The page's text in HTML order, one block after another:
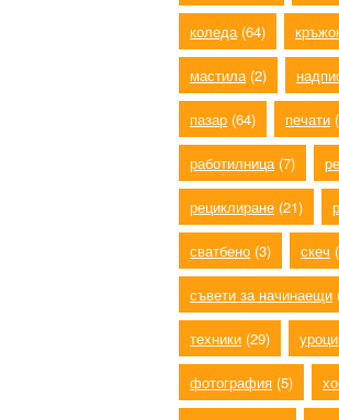
коледа (64)
мастила (2)
пазар (64) печати
работилница (7)
рециклиране (21)
сватбено (3) скеч
съвети за начинаещи
техники (29) уроци
фотография (5)